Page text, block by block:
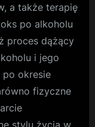
a także terapię
po alkoholu
proces dążący
i jego
okresie
fizyczne
stylu życia w